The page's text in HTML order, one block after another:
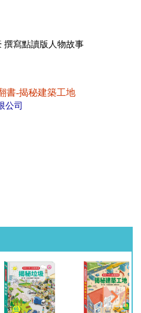
撰寫點讀版人物故事
書-揭秘建築工地
公司